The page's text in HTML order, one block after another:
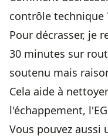
contrôle technique
Pour décrasser, je
30 minutes sur
soutenu mais
Cela aide à
l'échappement,
Vous pouvez